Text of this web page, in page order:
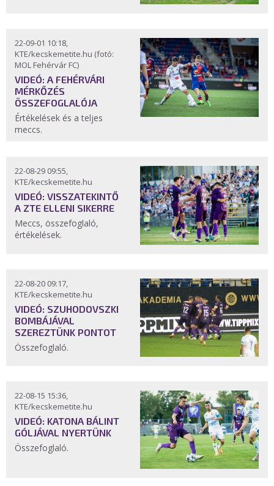
22-09-01 10:18,
KTE/kecskemetite.hu (fotó:
MOL Fehérvár FC)
VIDEÓ: A FEHÉRVÁRI
MÉRKŐZÉS
ÖSSZEFOGLALÓJA
Értékelések és a teljes
meccs.
22-08-29 09:55,
KTE/kecskemetite.hu
VIDEÓ: VISSZATEKINTŐ
A ZTE ELLENI SIKERRE
Meccs, összefoglaló,
értékelések.
22-08-20 09:17,
KTE/kecskemetite.hu
VIDEÓ: SZUHODOVSZKI
BOMBÁJÁVAL
SZEREZTÜNK PONTOT
Összefoglaló.
22-08-15 15:36,
KTE/kecskemetite.hu
VIDEÓ: KATONA BÁLINT
GÓLJÁVAL NYERTÜNK
Összefoglaló.